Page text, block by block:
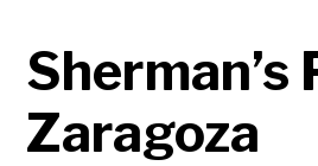
Sherman’s
Zaragoza